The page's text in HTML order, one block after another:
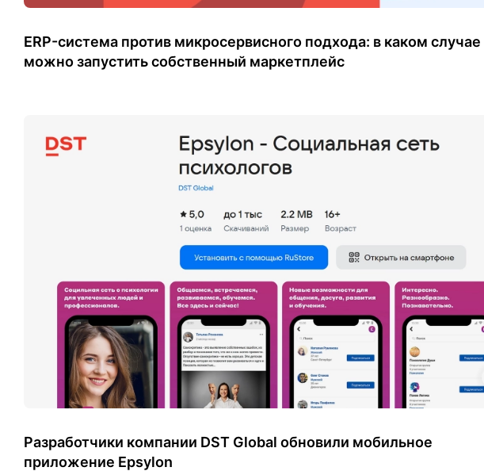
​ERP-система против микросервисного подхода: в каком случае
можно запустить собственный маркетплейс
Разработчики компании DST Global обновили мобильное
приложение Epsylon